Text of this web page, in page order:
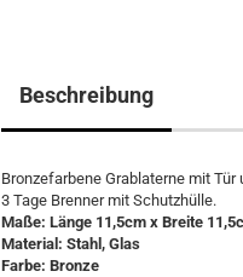
Beschreibung
Bronzefarbene Grablaterne mit
3 Tage Brenner mit Schutzhülle.
Maße: Länge 11,5cm x Breite
Material: Stahl, Glas
Farbe: Bronze